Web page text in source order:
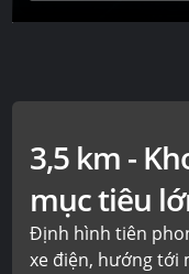
3,5 km -
mục tiêu
Định hình tiên
xe điện, hướng tới